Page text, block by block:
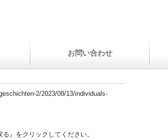
お問い合わせ
2/2023/08/13/individuals-
』をクリックしてください。